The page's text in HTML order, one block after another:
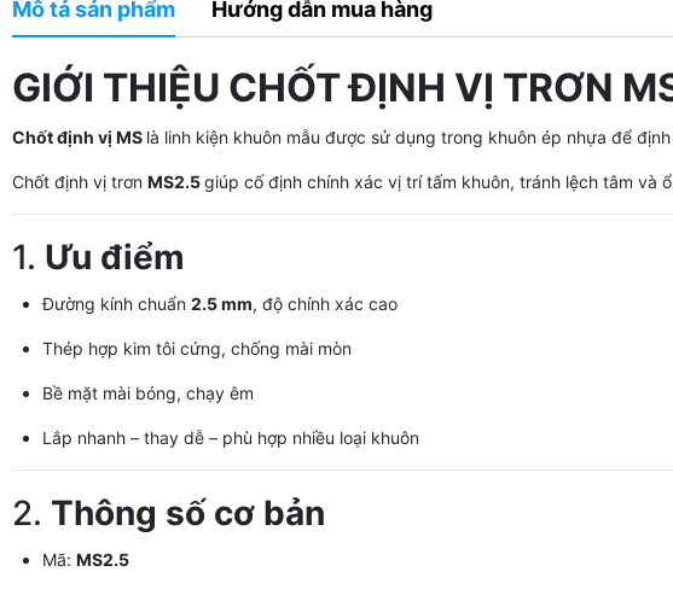
Mô tả sản phẩm Hướng dẫn mua hàng
GIỚI THIỆU CHỐT ĐỊNH VỊ TRƠN
Chốt định vị MS là linh kiện khuôn mẫu được sử dụng trong khuôn ép nhựa để
Chốt định vị trơn MS2.5giúp cố định chính xác vị trí tấm khuôn, tránh lệch tâm và
1. Ưu điểm
Đường kính chuẩn 2.5 mm, độ chính xác cao
Thép hợp kim tôi cứng, chống mài mòn
Bề mặt mài bóng, chạy êm
Lắp nhanh – thay dễ – phù hợp nhiều loại khuôn
2. Thông số cơ bản
Mã: MS2.5